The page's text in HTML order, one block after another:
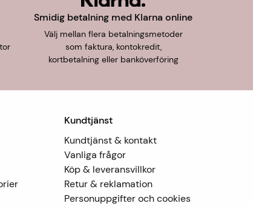
Smidig betalning med Klarna online
Välj mellan flera betalningsmetoder
som faktura, kontokredit,
kortbetalning eller banköverföring
Kundtjänst
Kundtjänst & kontakt
Vanliga frågor
Köp & leveransvillkor
Retur & reklamation
Personuppgifter och cookies